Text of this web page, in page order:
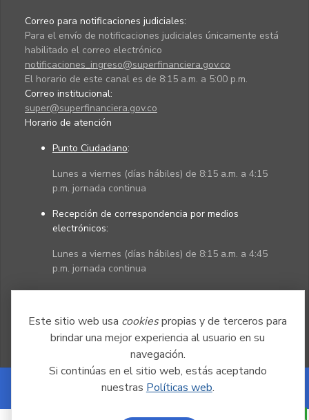
Este sitio web usa cookiespropias y de terceros para
brindar una mejor experiencia al usuario en su
navegación.
Si continúas en el sitio web, estás aceptando
nuestras Políticas web.
Correo para notificaciones judiciales:
Para el envío de notificaciones judiciales únicamente está
habilitado el correo electrónico
notificaciones_ingreso@superfinanciera.gov.co
El horario de este canal es de 8:15 a.m. a 5:00 p.m.
Correo institucional:
super@superfinanciera.gov.co
Horario de atención
Punto Ciudadano:
Lunes a viernes (días hábiles) de 8:15 a.m. a 4:15
p.m. jornada continua
Recepción de correspondencia por medios
electrónicos:
Lunes a viernes (días hábiles) de 8:15 a.m. a 4:45
p.m. jornada continua
Powered by Nexura